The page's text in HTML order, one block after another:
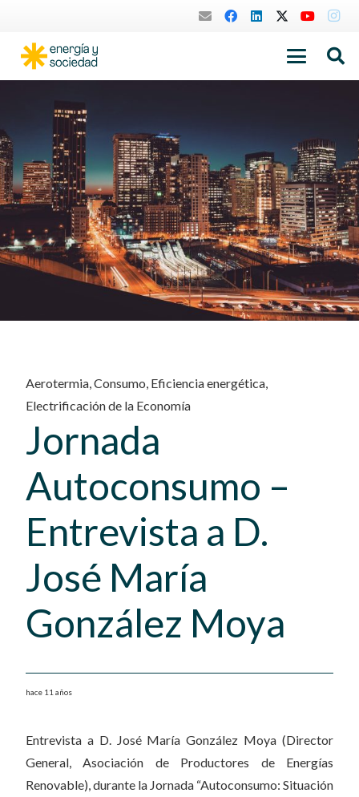
Aerotermia,Consumo, Eficiencia energética,
Electrificación de la Economía
Jornada
Autoconsumo –
Entrevista a D.
José María
González Moya
hace 11 años
Entrevista a D. José María González Moya (Director
General, Asociación de Productores de Energías
Renovable), durante la Jornada “Autoconsumo: Situación